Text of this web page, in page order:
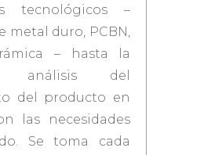
tecnológicos –
metal duro, PCBN,
– hasta la
análisis del
del producto en
las necesidades
Se toma cada